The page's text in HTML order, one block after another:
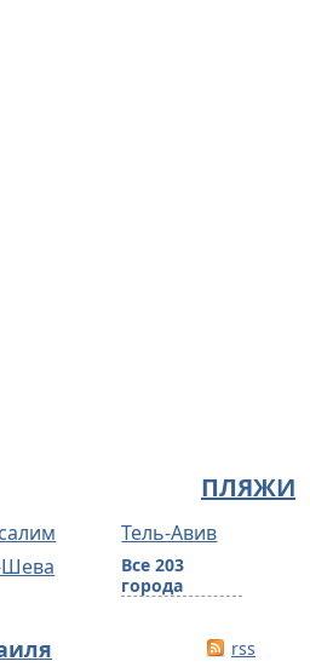
ПЛЯЖИ
Тель-Авив
Шева
Все 203
города
rss